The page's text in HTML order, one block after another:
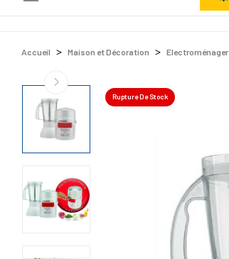
Accueil Maison et Décoration Electroménager
Rupture De Stock